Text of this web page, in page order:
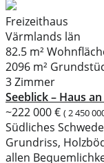
Freizeithaus
Värmlands län
82.5 m²
2096 m²
3 Zimmer
Seeblick – Haus
~222 000 € ( 2 450
Südliches
Grundriss,
allen